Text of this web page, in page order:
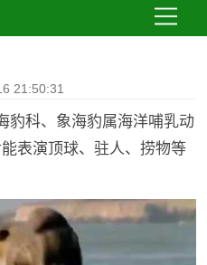
21:50:31
豹科、象海豹属海洋哺乳动
表演顶球、驻人、捞物等